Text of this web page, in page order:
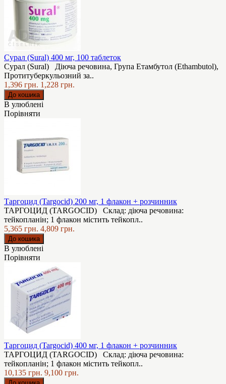
Сурал (Sural) 400 мг, 100 таблеток
Сурал (Sural) Діюча речовина, Група Етамбутол (Ethambutol),
Протитуберкульозний за..
1,396 грн. 1,228 грн.
В улюблені
Порівняти
Таргоцид (Targocid) 200 мг, 1 флакон + розчинник
ТАРГОЦИД (TARGOCID) Склад: діюча речовина:
тейкопланін; 1 флакон містить тейкопл..
5,365 грн. 4,809 грн.
В улюблені
Порівняти
Таргоцид (Targocid) 400 мг, 1 флакон + розчинник
ТАРГОЦИД (TARGOCID) Склад: діюча речовина:
тейкопланін; 1 флакон містить тейкопл..
10,135 грн. 9,100 грн.